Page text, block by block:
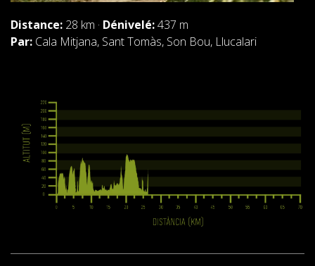
Distance: 28 km · Dénivelé:437 m
Par: Cala Mitjana, Sant Tomàs, Son Bou, Llucalari